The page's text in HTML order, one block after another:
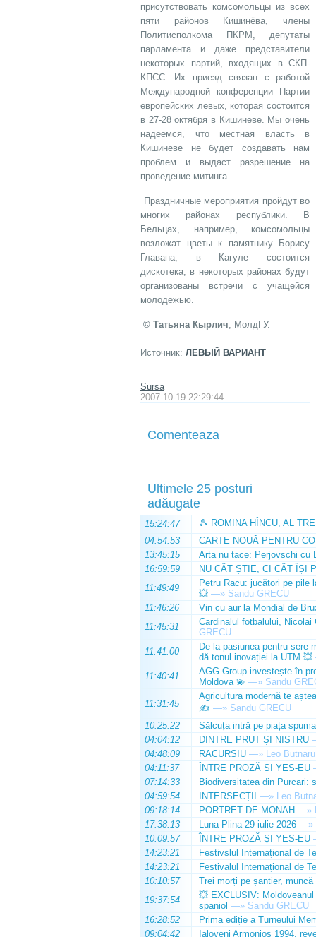
присутствовать комсомольцы из всех
пяти районов Кишинёва, члены
Политисполкома ПКРМ, депутаты
парламента и даже представители
некоторых партий, входящих в СКП-
КПСС. Их приезд связан с работой
Международной конференции Партии
европейских левых, которая состоится
в 27-28 октября в Кишиневе. Мы очень
надеемся, что местная власть в
Кишиневе не будет создавать нам
проблем и выдаст разрешение на
проведение митинга.
Праздничные мероприятия пройдут во
многих районах республики. В
Бельцах, например, комсомольцы
возложат цветы к памятнику Борису
Главана, в Кагуле состоится
дискотека, в некоторых районах будут
организованы встречи с учащейся
молодежью.
© Татьяна Кырлич, МолдГУ.
Источник: ЛЕВЫЙ ВАРИАНТ
Sursa
2007-10-19 22:29:44
Comenteaza
Ultimele 25 posturi
adăugate
15:24:47
🎾 ROMINA HÎNCU, AL
04:54:53
CARTE NOUĂ PENTRU
13:45:15
Arta nu tace: Perjovschi cu
16:59:59
NU CÂT ȘTIE, CI CÂT ÎȘI
11:49:49
Petru Racu: jucători pe pile
💥 —» Sandu GRECU
11:46:26
Vin cu aur la Mondial de
11:45:31
Cardinalul fotbalului,
GRECU
11:41:00
De la pasiunea pentru sere
dă tonul inovației la UTM 💥
11:40:41
AGG Group investește în
Moldova 💫 —» Sandu
11:31:45
Agricultura modernă te
✍️ —» Sandu GRECU
10:25:22
Sălcuța intră pe piața
04:04:12
DINTRE PRUT ȘI NISTRU
04:48:09
RACURSIU —» Leo Butnaru
04:11:37
ÎNTRE PROZĂ ȘI YES-EU
07:14:33
Biodiversitatea din Purcari:
04:59:54
INTERSECȚII —» Leo
09:18:14
PORTRET DE MONAH —»
17:38:13
Luna Plina 29 iulie 2026 —»
10:09:57
ÎNTRE PROZĂ ȘI YES-EU
14:23:21
Festivslul Internațional de
14:23:21
Festivalul Internațional de
10:10:57
Trei morți pe șantier, muncă
19:37:54
💥 EXCLUSIV:
spaniol —» Sandu GRECU
16:28:52
Prima ediție a Turneului
09:04:42
Ialoveni Armonios 1994,